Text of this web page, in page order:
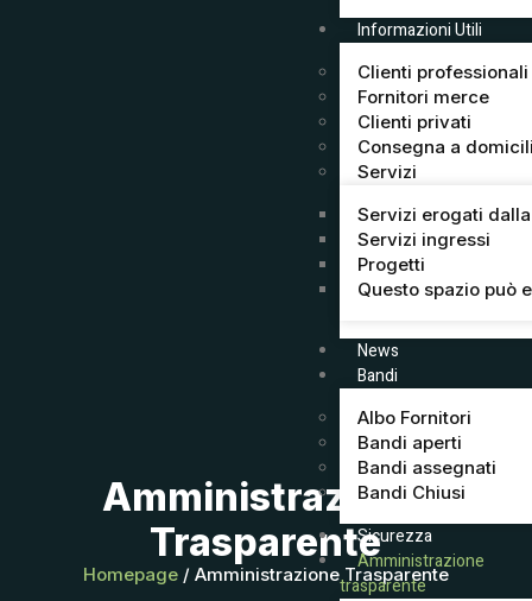
Informazioni Utili
Clienti professionali
Fornitori merce
Clienti privati
Consegna a
Servizi
Servizi erogati
Servizi ingressi
Progetti
Questo spazio può
News
Bandi
Albo Fornitori
Bandi aperti
Bandi assegnati
Bandi Chiusi
Sicurezza
Amministrazione
trasparente
Amministrazione
Trasparente
Homepage/ Amministrazione Trasparente